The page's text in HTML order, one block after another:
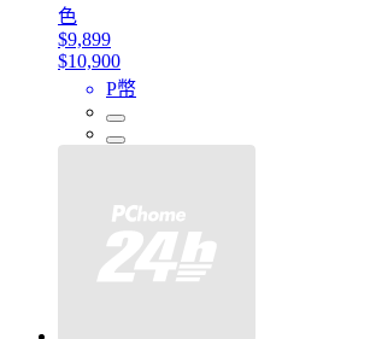
色
$9,899
$10,900
P幣